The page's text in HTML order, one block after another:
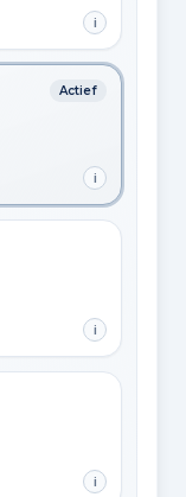
i
Actief
i
i
i